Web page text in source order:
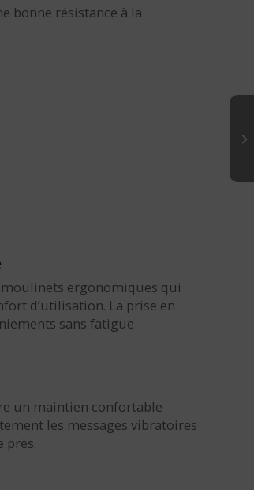
bonne résistance à la
ergonomiques qui
d’utilisation. La prise en
sans fatigue
un maintien confortable
les messages vibratoires
près.